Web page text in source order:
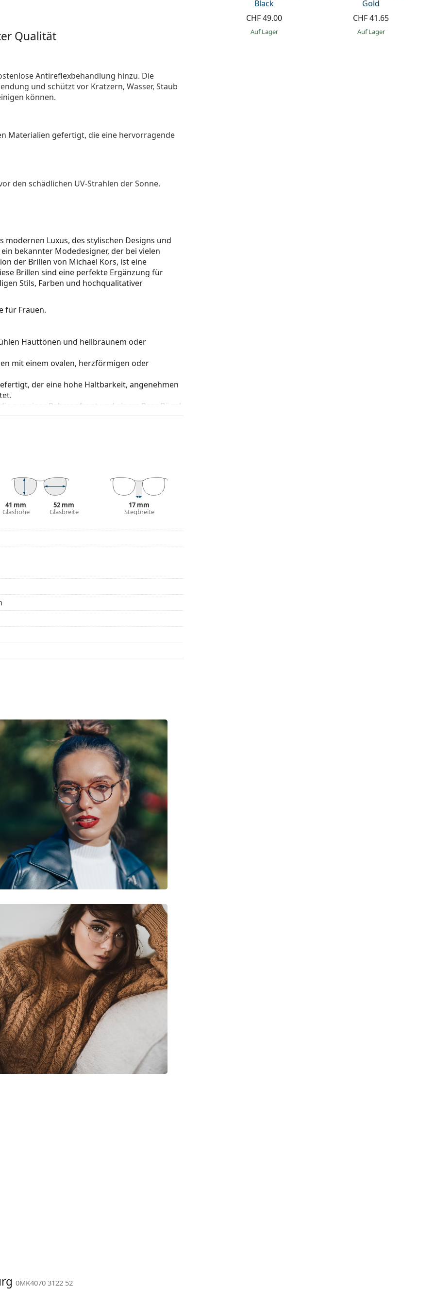
Black
CHF 49.00
auf Lager
Gold
CHF 41.65
auf Lager
Qualität
Antireflexbehandlung hinzu. Die
und schützt vor Kratzern, Wasser, Staub
können.
Materialien gefertigt, die eine hervorragende
den schädlichen UV-Strahlen der Sonne.
modernen Luxus, des stylischen Designs und
bekannter Modedesigner, der bei vielen
der Brillen von Michael Kors, ist eine
Brillen sind eine perfekte Ergänzung für
Stils, Farben und hochqualitativer
für Frauen.
Hauttönen und hellbraunem oder
mit einem ovalen, herzförmigen oder
der eine hohe Haltbarkeit, angenehmen
aus einer Rahmenfront und einem Paar Bügel
Designs aufwerten und ergänzen. Einer ihrer
dass sie das Glas vollständig umschließen, und
Etuis und sein Design können variieren.
Brillen geeignet. Einige Modelle können mit
Modelle zu finden, oder nutzen Sie
benötigen.
Anleitung.
41 mm
Glashöhe
52 mm
Glasbreite
17 mm
Stegbreite
0MK4070 3122 52